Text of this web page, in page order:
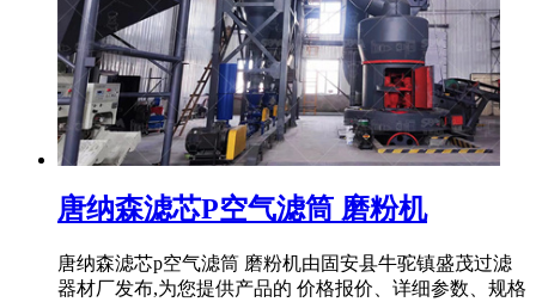
唐纳森滤芯P空气滤筒 磨粉机
唐纳森滤芯p空气滤筒 磨粉机由固安县牛驼镇盛茂过滤
器材厂发布,为您提供产品的 价格报价、详细参数、规格